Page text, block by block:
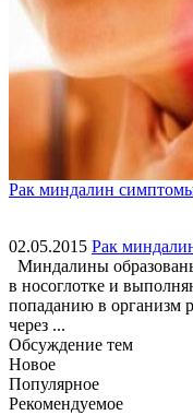
Рак миндалин
02.05.2015 Рак
Миндалины
в носоглотке и
попаданию в организм
через ...
Обсуждение тем
Новое
Популярное
Рекомендуемое